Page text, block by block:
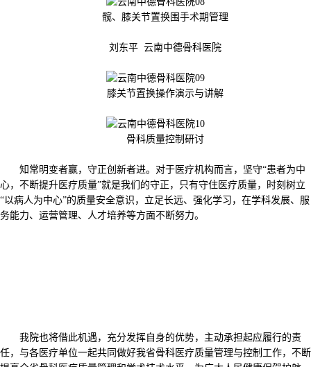
髋、膝关节置换围手术期管理
刘东平 云南中德骨科医院
膝关节置换操作演示与讲解
骨科质量控制研讨
知常明变者赢，守正创新者进。对于医疗机构而言，坚守“患者为中
心，不断提升医疗质量”就是我们的守正，只有守住医疗质量，时刻树立
“以病人为中心”的质量安全意识，立足长远、强化学习，在学科发展、服
务能力、运营管理、人才培养等方面不断努力。
我院也将借此机遇，充分发挥自身的优势，主动承担起应履行的责
任，与各医疗单位一起共同做好我省骨科医疗质量管理与控制工作，不断